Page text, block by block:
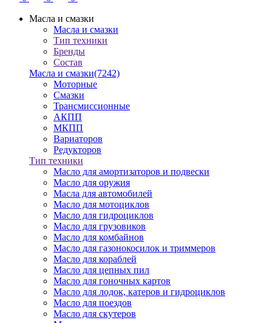
Масла и смазки
Масла и смазки
Тип техники
Бренды
Состав
Масла и смазки(7242)
Моторные
Смазки
Трансмиссионные
АКПП
МКПП
Вариаторов
Редукторов
Тип техники
Масло для амортизаторов и подвески
Масло для оружия
Масла для автомобилей
Масло для мотоциклов
Масло для гидроциклов
Масло для грузовиков
Масло для комбайнов
Масло для газонокосилок и триммеров
Масло для кораблей
Масло для цепных пил
Масло для гоночных картов
Масло для лодок, катеров и гидроциклов
Масло для поездов
Масло для скутеров